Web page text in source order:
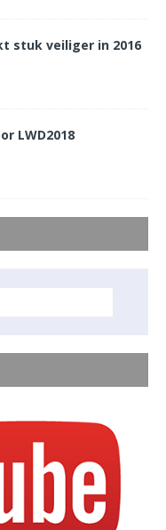
stuk veiliger in 2016
LWD2018